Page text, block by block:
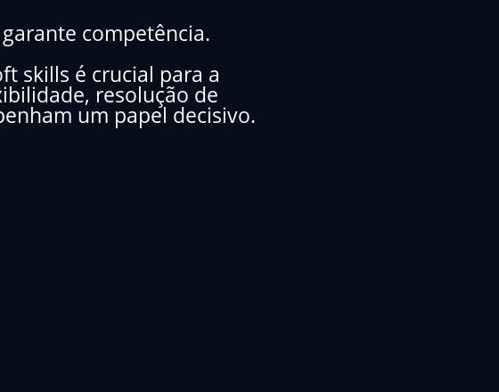
competência.
skills é crucial para a
resolução de
um papel decisivo.